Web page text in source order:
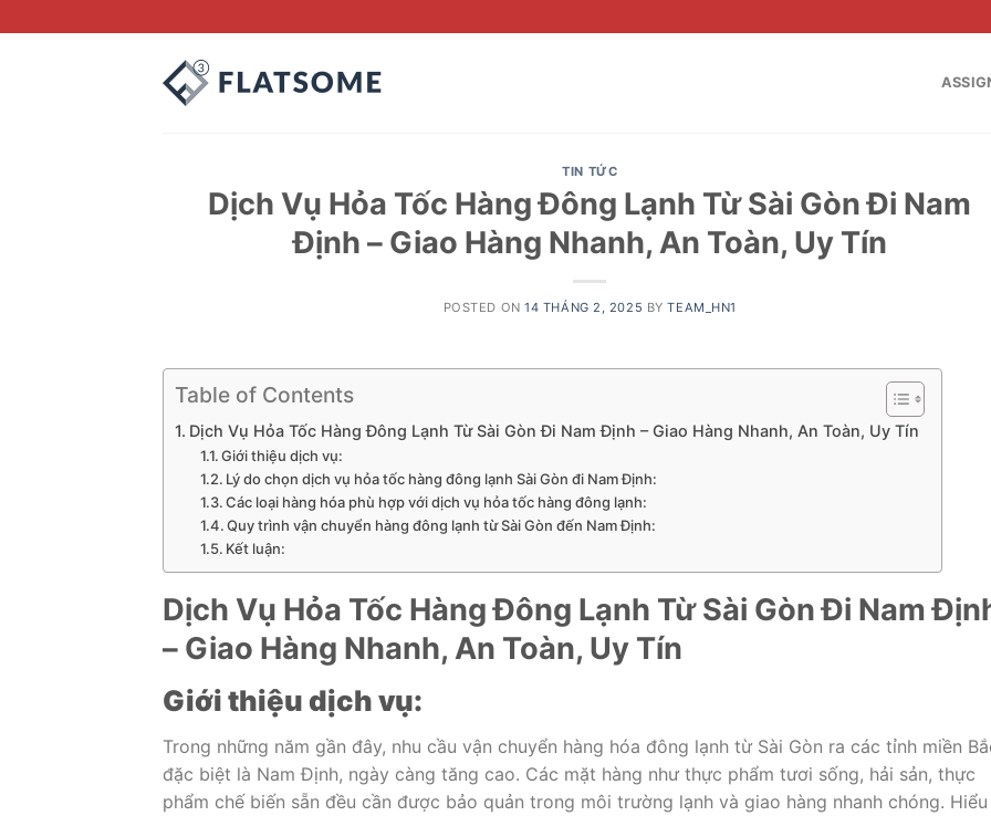
to
TIN TỨC
Dịch Vụ Hỏa Tốc Hàng Đông Lạnh Từ Sài Gòn Đi Nam
Định – Giao Hàng Nhanh, An Toàn, Uy Tín
POSTED ON14 THÁNG 2, 2025 BYTEAM_HN1
Table of Contents
Dịch Vụ Hỏa Tốc Hàng Đông Lạnh Từ Sài Gòn Đi Nam Định – Giao Hàng Nhanh, An Toàn, Uy Tín
Giới thiệu dịch vụ:
Lý do chọn dịch vụ hỏa tốc hàng đông lạnh Sài Gòn đi Nam Định:
Các loại hàng hóa phù hợp với dịch vụ hỏa tốc hàng đông lạnh:
Quy trình vận chuyển hàng đông lạnh từ Sài Gòn đến Nam Định:
Kết luận:
Dịch Vụ Hỏa Tốc Hàng Đông Lạnh Từ Sài Gòn Đi Nam
– Giao Hàng Nhanh, An Toàn, Uy Tín
Giới thiệu dịch vụ:
Trong những năm gần đây, nhu cầu vận chuyển hàng hóa đông lạnh từ Sài Gòn ra các tỉnh miền
đặc biệt là Nam Định, ngày càng tăng cao. Các mặt hàng như thực phẩm tươi sống, hải sản, thực
phẩm chế biến sẵn đều cần được bảo quản trong môi trường lạnh và giao hàng nhanh chóng. Hiểu